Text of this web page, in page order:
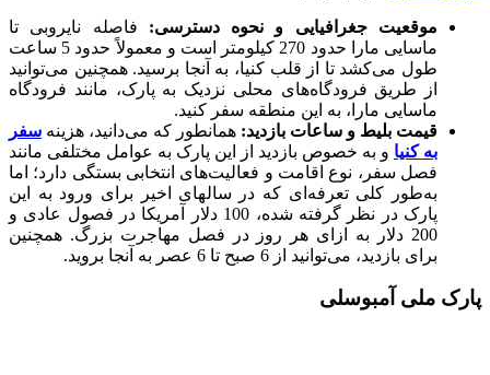
موقعیت جغرافیایی و نحوه دسترسی: فاصله نایروبی تا
ماسایی مارا حدود 270 کیلومتر است و معمولاً حدود 5 ساعت
طول می‌کشد تا از قلب کنیا، به آنجا برسید. همچنین می‌توانید
از طریق فرودگاه‌های محلی نزدیک به پارک، مانند فرودگاه
ماسایی مارا، به این منطقه سفر کنید.
قیمت بلیط و ساعات بازدید: همانطور که می‌دانید، هزینه سفر
به کنیا و به خصوص بازدید از این پارک به عوامل مختلفی مانند
فصل سفر، نوع اقامت و فعالیت‌های انتخابی بستگی دارد؛ اما
به‌طور کلی تعرفه‌ای که در سال‎های اخیر برای ورود به این
پارک در نظر گرفته شده، 100 دلار آمریکا در فصول عادی و
200 دلار به ازای هر روز در فصل مهاجرت بزرگ. همچنین
برای بازدید، می‌توانید از 6 صبح تا 6 عصر به آنجا بروید.
پارک ملی آمبوسلی